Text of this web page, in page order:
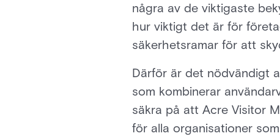
några av de viktigaste
hur viktigt det är för
säkerhetsramar för att
Därför är det nödvändigt
som kombinerar
säkra på att Acre Visitor
för alla organisationer